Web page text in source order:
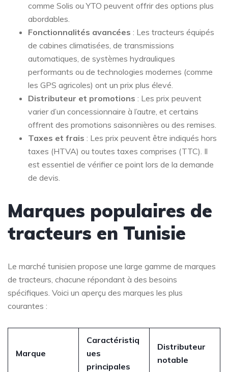
comme Solis ou YTO peuvent offrir des options plus
abordables.
Fonctionnalités avancées : Les tracteurs équipés
de cabines climatisées, de transmissions
automatiques, de systèmes hydrauliques
performants ou de technologies modernes (comme
les GPS agricoles) ont un prix plus élevé.
Distributeur et promotions : Les prix peuvent
varier d’un concessionnaire à l’autre, et certains
offrent des promotions saisonnières ou des remises.
Taxes et frais : Les prix peuvent être indiqués hors
taxes (HTVA) ou toutes taxes comprises (TTC). Il
est essentiel de vérifier ce point lors de la demande
de devis.
Marques populaires de
tracteurs en Tunisie
Le marché tunisien propose une large gamme de marques
de tracteurs, chacune répondant à des besoins
spécifiques. Voici un aperçu des marques les plus
courantes :
Marque
Caractéristiq
ues
principales
Distributeur
notable